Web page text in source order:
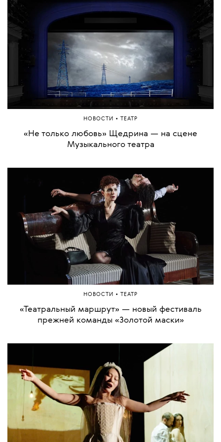
НОВОСТИ • ТЕАТР
«Не только любовь» Щедрина — на сцене
Музыкального театра
НОВОСТИ • ТЕАТР
«Театральный маршрут» — новый фестиваль
прежней команды «Золотой маски»